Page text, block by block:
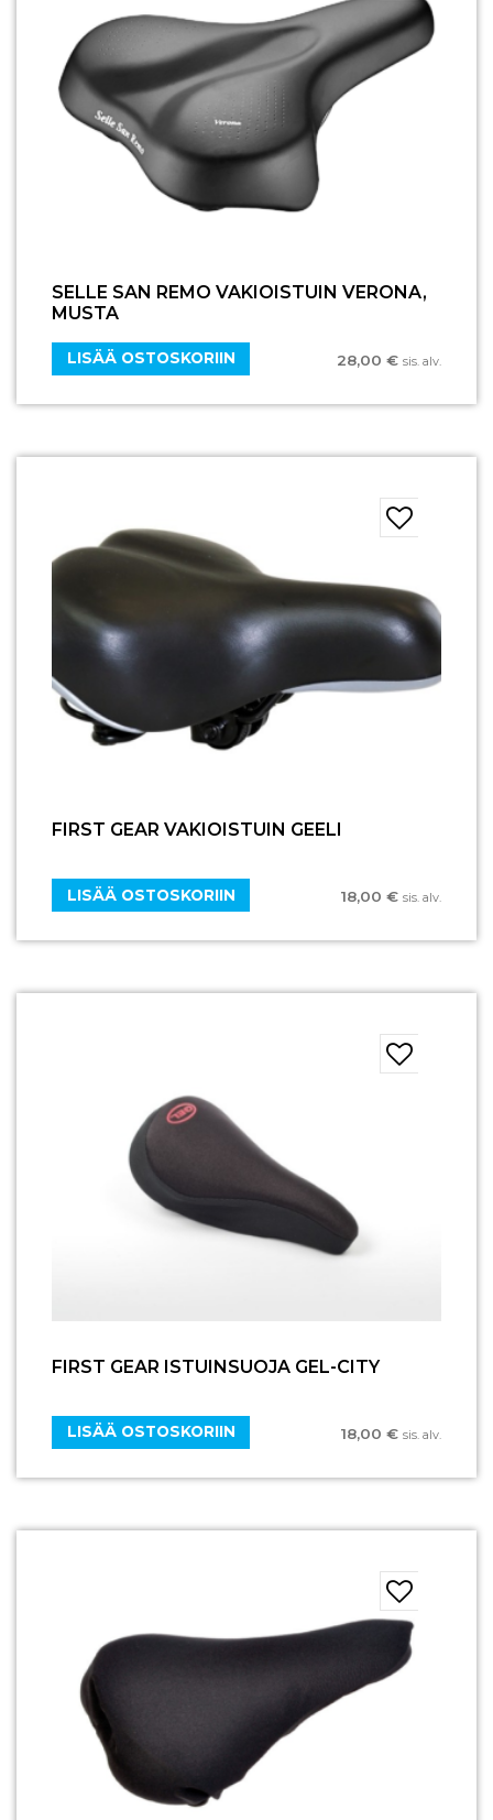
SELLE SAN REMO VAKIOISTUIN VERONA,
MUSTA
28,00 € sis. alv.
LISÄÄ OSTOSKORIIN
FIRST GEAR VAKIOISTUIN GEELI
18,00 € sis. alv.
LISÄÄ OSTOSKORIIN
FIRST GEAR ISTUINSUOJA GEL-CITY
18,00 € sis. alv.
LISÄÄ OSTOSKORIIN